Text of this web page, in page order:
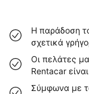
Η παράδοση
σχετικά
Οι πελάτες
Rentacar
Σύμφωνα με